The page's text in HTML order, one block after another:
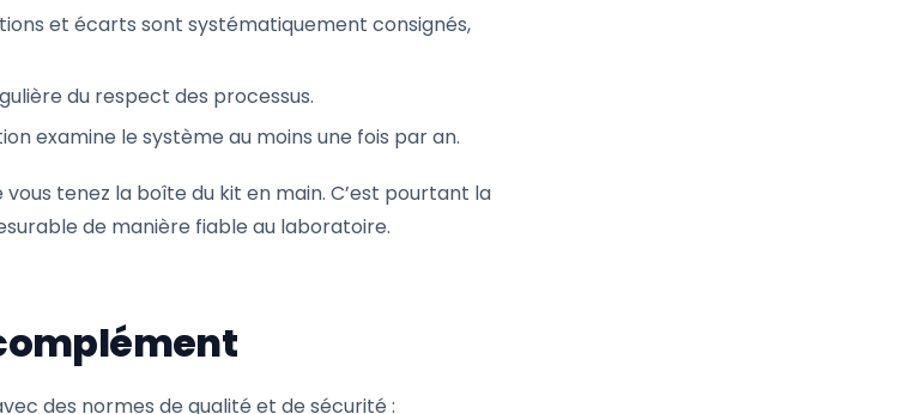
et écarts sont systématiquement consignés,
du respect des processus.
examine le système au moins une fois par an.
vous tenez la boîte du kit en main. C’est pourtant la
de manière fiable au laboratoire.
complément
des normes de qualité et de sécurité :